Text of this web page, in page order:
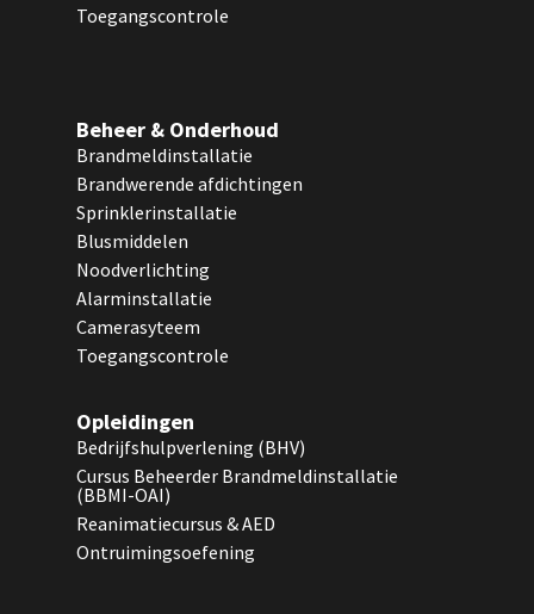
Toegangscontrole
Beheer & Onderhoud
Brandmeldinstallatie
Brandwerende afdichtingen
Sprinklerinstallatie
Blusmiddelen
Noodverlichting
Alarminstallatie
Camerasyteem
Toegangscontrole
Opleidingen
Bedrijfshulpverlening (BHV)
Cursus Beheerder Brandmeldinstallatie
(BBMI-OAI)
Reanimatiecursus & AED
Ontruimingsoefening